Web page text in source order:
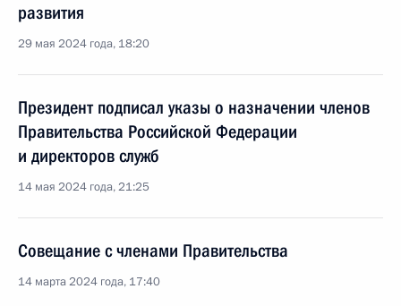
развития
29 мая 2024 года, 18:20
Президент подписал указы о назначении членов
Правительства Российской Федерации
и директоров служб
14 мая 2024 года, 21:25
Совещание с членами Правительства
14 марта 2024 года, 17:40